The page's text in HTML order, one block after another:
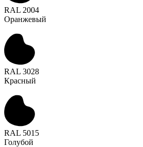
RAL 2004
Оранжевый
RAL 3028
Красный
RAL 5015
Голубой